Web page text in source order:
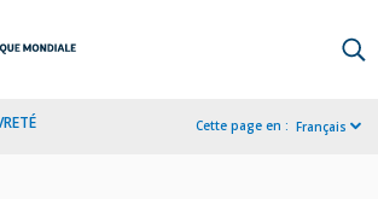
Cette page en : Français